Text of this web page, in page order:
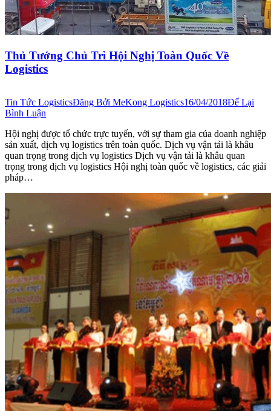
Thủ Tướng Chủ Trì Hội Nghị Toàn Quốc Về
Logistics
Tin Tức LogisticsĐăng Bởi MeKong Logistics16/04/2018Để Lại
Bình Luận
Hội nghị được tổ chức trực tuyến, với sự tham gia của doanh nghiệp
sản xuất, dịch vụ logistics trên toàn quốc. Dịch vụ vận tải là khâu
quan trọng trong dịch vụ logistics Dịch vụ vận tải là khâu quan
trọng trong dịch vụ logistics Hội nghị toàn quốc về logistics, các giải
pháp…